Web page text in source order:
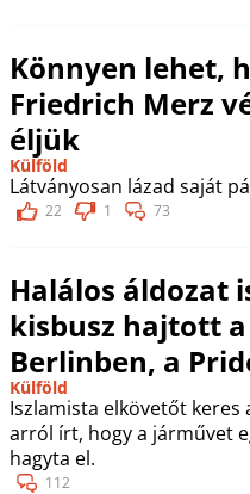
Könnyen lehet,
Friedrich Merz
éljük
Külföld
Látványosan lázad saját
22 1 73
Halálos áldozat
kisbusz hajtott
Berlinben, a
Külföld
Iszlamista elkövetőt keres
arról írt, hogy a járművet
hagyta el.
112